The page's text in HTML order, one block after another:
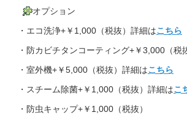
オプション
・エコ洗浄+￥1,000（税抜）詳細はこちら
・防カビチタンコーティング+￥3,000（税
・室外機+￥5,000（税抜）詳細はこちら
・スチーム除菌+￥1,000（税抜）詳細はこ
・防虫キャップ+￥1,000（税抜）